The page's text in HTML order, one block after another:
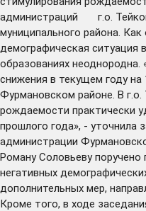
администраций г.о.
муниципального района.
демографическая ситуация
образованиях
снижения в текущем году
Фурмановском районе. В г.о.
рождаемости практически
прошлого года», - уточнила
администрации
Роману Соловьеву поручено
негативных
дополнительных мер,
Кроме того, в ходе